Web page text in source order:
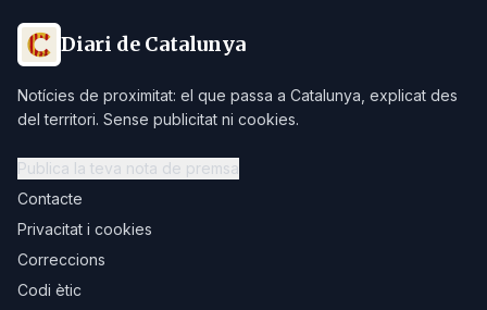
Diari de Catalunya
Notícies de proximitat: el que passa a Catalunya, explicat des
del territori. Sense publicitat ni cookies.
Publica la teva nota de premsa
Contacte
Privacitat i cookies
Correccions
Codi ètic